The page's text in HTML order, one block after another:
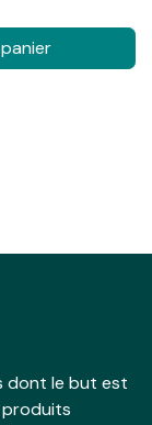
dont le but est
produits